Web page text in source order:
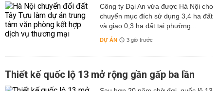
Công ty Đại An vừa được Hà Nội cho
chuyển mục đích sử dụng 3,4 ha đất
và giao 0,3 ha đất tại phường...
DỰ ÁN 3 giờ trước
Thiết kế quốc lộ 13 mở rộng gần gấp ba lần